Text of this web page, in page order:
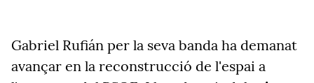
Gabriel Rufián per la seva banda ha demanat
avançar en la reconstrucció de l'espai a